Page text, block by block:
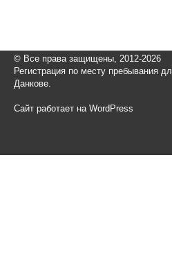
© Все права защищены, 2012-2026
Регистрация по месту пребывания
Данкове.
Сайт работает на WordPress